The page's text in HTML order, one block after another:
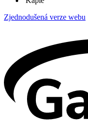
Zjednodušená verze webu